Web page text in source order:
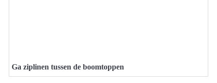
Ga ziplinen tussen de boomtoppen